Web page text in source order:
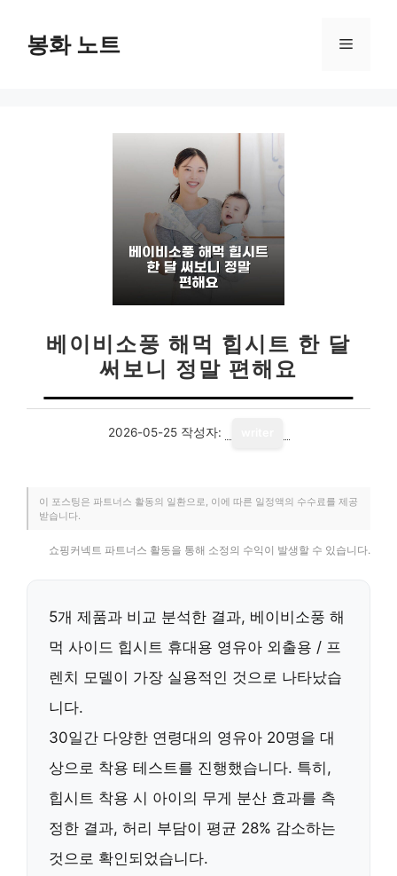
봉화 노트 메
베이비소풍 해먹 힙시트 한 달
써보니 정말 편해요
2026-05-25 작성자:
이 포스팅은 파트너스 활동의 일환으로, 이에 따른 일정액의 수수료를 제공
받습니다.
쇼핑커넥트 파트너스 활동을 통해 소정의 수익이 발생할 수 있습니다.
5개 제품과 비교 분석한 결과, 베이비소풍 해
먹 사이드 힙시트 휴대용 영유아 외출용 / 프
렌치 모델이 가장 실용적인 것으로 나타났습
니다.
30일간 다양한 연령대의 영유아 20명을 대
상으로 착용 테스트를 진행했습니다. 특히,
힙시트 착용 시 아이의 무게 분산 효과를 측
정한 결과, 허리 부담이 평균 28% 감소하는
것으로 확인되었습니다.